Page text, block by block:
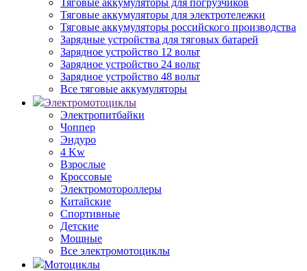
Тяговые аккумуляторы для погрузчиков
Тяговые аккумуляторы для электротележки
Тяговые аккумуляторы российского производства
Зарядные устройства для тяговых батарей
Зарядное устройство 12 вольт
Зарядное устройство 24 вольт
Зарядное устройство 48 вольт
Все тяговые аккумуляторы
Электромотоциклы
Электропитбайки
Чоппер
Эндуро
4 Kw
Взрослые
Кроссовые
Электромотороллеры
Китайские
Спортивные
Детские
Мощные
Все электромотоциклы
Мотоциклы